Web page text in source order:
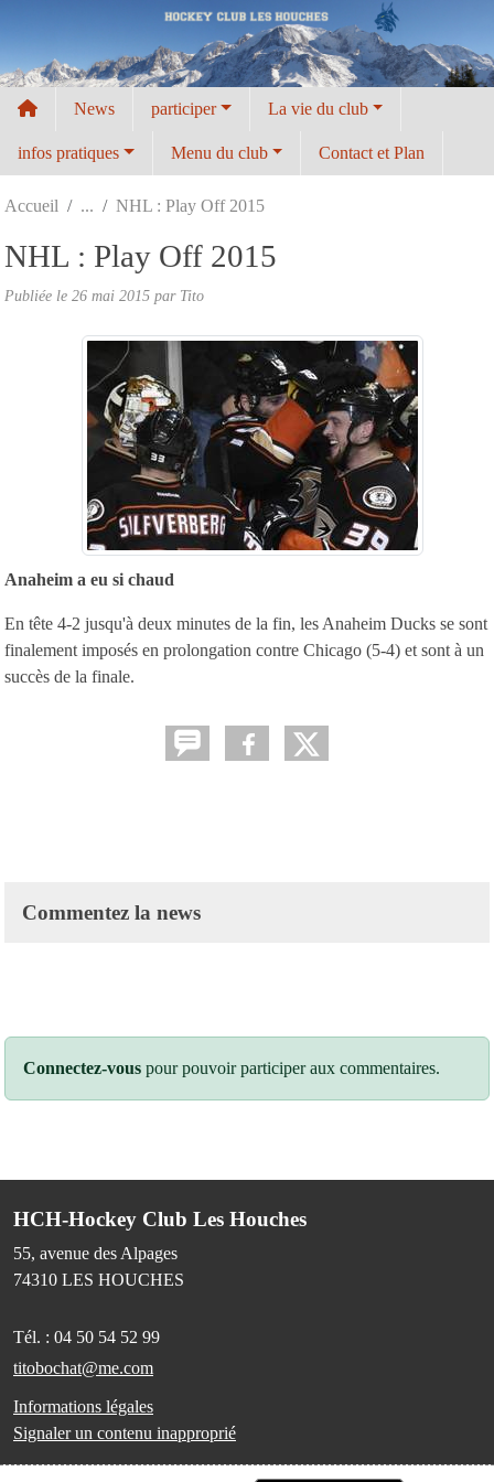
News participer La vie du club
infos pratiques Menu du club Contact et Plan
Accueil NHL : Play Off 2015
NHL : Play Off 2015
Publiée le 26 mai 2015 par Tito
Anaheim a eu si chaud
En tête 4-2 jusqu'à deux minutes de la fin, les Anaheim Ducks se sont
finalement imposés en prolongation contre Chicago (5-4) et sont à un
succès de la finale.
Commentez la news
Connectez-vous pour pouvoir participer aux commentaires.
HCH-Hockey Club Les Houches
55, avenue des Alpages
74310 LES HOUCHES
Tél. : 04 50 54 52 99
titobochat@me.com
Informations légales
Signaler un contenu inapproprié
Panneau de gestion des cookies